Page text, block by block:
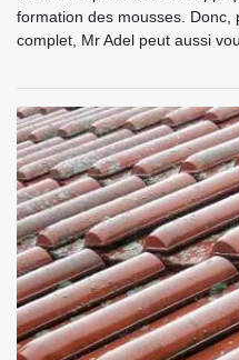
formation des mousses.
complet, Mr Adel peut aussi